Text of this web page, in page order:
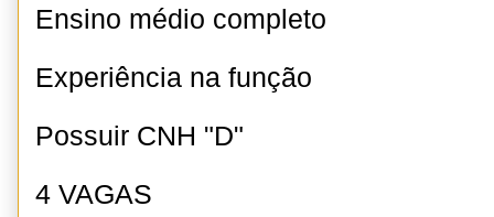
Ensino médio completo
Experiência na função
Possuir CNH "D"
4 VAGAS